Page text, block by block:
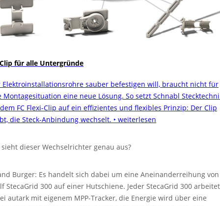
für alle Untergründe
Elektroinstallationsrohre sauber befestigen will, braucht nicht für
Montagesituation eine neue Lösung. So setzt Schnabl
FC Flexi-Clip auf ein effizientes und flexibles Prinzip: Der Clip
die Steck-Anbindung wechselt. ‣ weiterlesen
sieht dieser Wechselrichter genau aus?
Burger: Es handelt sich dabei um eine Aneinanderreihung von
StecaGrid 300 auf einer Hutschiene. Jeder StecaGrid 300 arbeitet
autark mit eigenem MPP-Tracker, die Energie wird über eine